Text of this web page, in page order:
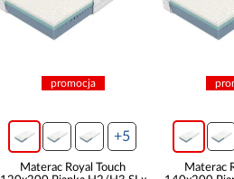
promocja
+5
Materac Royal Touch
Materac